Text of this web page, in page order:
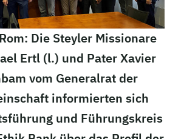
Die Steyler Missionare
Ertl (l.) und Pater Xavier
vom Generalrat der
informierten sich
und Führungskreis